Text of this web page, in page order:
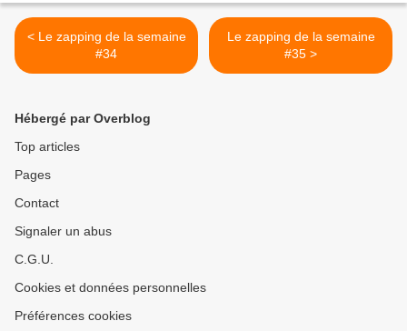
< Le zapping de la semaine
#34
Le zapping de la semaine
#35 >
Hébergé par Overblog
Top articles
Pages
Contact
Signaler un abus
C.G.U.
Cookies et données personnelles
Préférences cookies